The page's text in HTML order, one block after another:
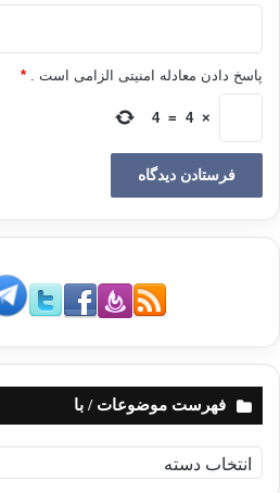
پاسخ دادن معادله امنیتی الزامی است . *
×
4
=
4
فهرست موضوعات / با
ه